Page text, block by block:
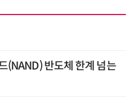
(NAND) 반도체 한계 넘는